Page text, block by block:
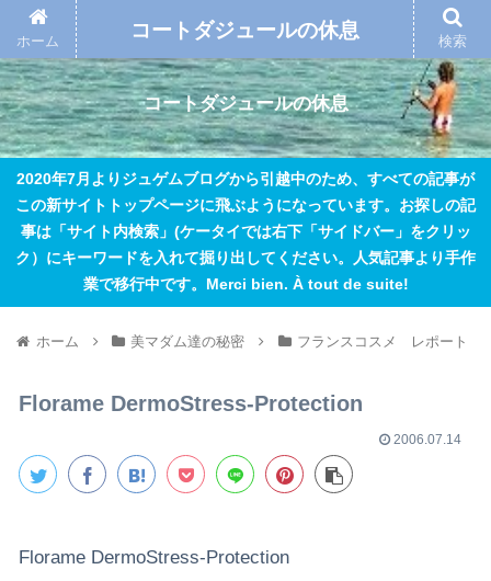
コートダジュールの休息
2020年7月よりジュゲムブログから引越中のため、すべての記事が
この新サイトトップページに飛ぶようになっています。お探しの記
事は「サイト内検索」(ケータイでは右下「サイドバー」をクリッ
ク）にキーワードを入れて掘り出してください。人気記事より手作
業で移行中です。Merci bien. À tout de suite!
ホーム 美マダム達の秘密 フランスコスメ レポート
Florame DermoStress-Protection
2006.07.14
Florame DermoStress-Protection
ホーム コートダジュールの休息 検索